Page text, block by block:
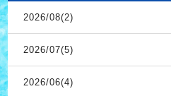
2026/08(2)
2026/07(5)
2026/06(4)